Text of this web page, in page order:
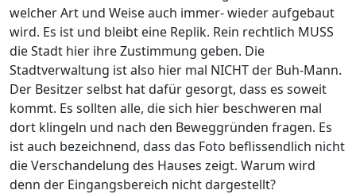
welcher Art und Weise auch immer- wieder aufgebaut
wird. Es ist und bleibt eine Replik. Rein rechtlich MUSS
die Stadt hier ihre Zustimmung geben. Die
Stadtverwaltung ist also hier mal NICHT der Buh-Mann.
Der Besitzer selbst hat dafür gesorgt, dass es soweit
kommt. Es sollten alle, die sich hier beschweren mal
dort klingeln und nach den Beweggründen fragen. Es
ist auch bezeichnend, dass das Foto beflissendlich nicht
die Verschandelung des Hauses zeigt. Warum wird
denn der Eingangsbereich nicht dargestellt?